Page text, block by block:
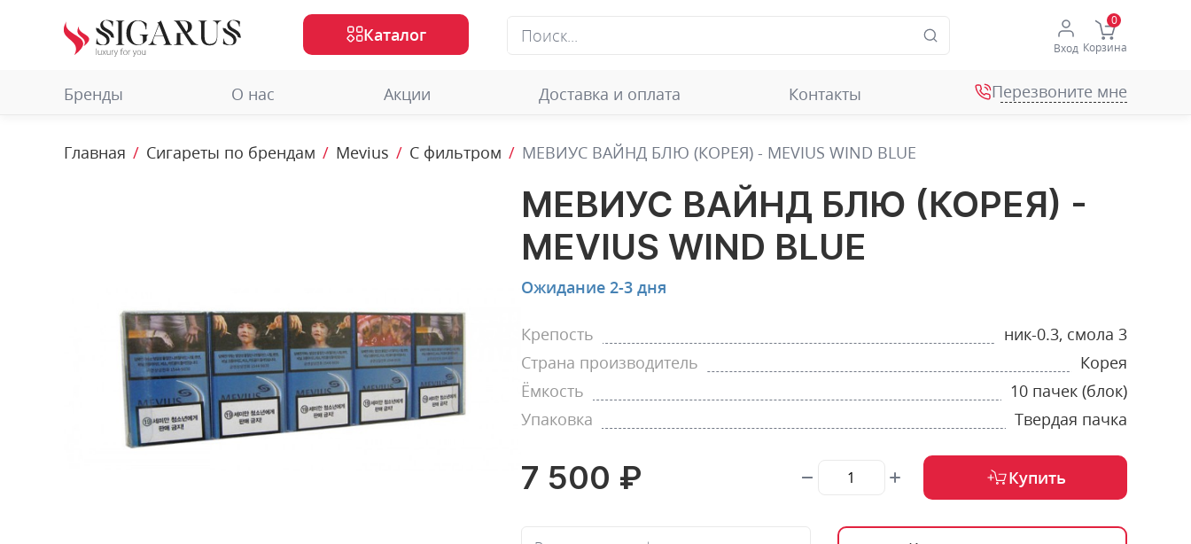
Вход Корзина
Бренды О нас Акции Доставка и оплата Контакты
Каталог
Перезвоните мне
Главная Сигареты по брендам Mevius С фильтром МЕВИУС ВАЙНД БЛЮ (КОРЕЯ) - MEVIUS WIND BLUE
МЕВИУС ВАЙНД БЛЮ (КОРЕЯ) -
MEVIUS WIND BLUE
Ожидание 2-3 дня
Крепость
ник-0.3, смола 3
Страна производитель
Корея
Ёмкость
10 пачек (блок)
Упаковка
Твердая пачка
7 500 ₽ Купить